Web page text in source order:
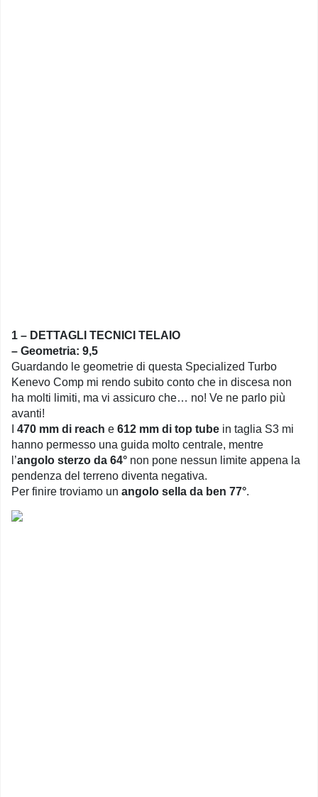
1 – DETTAGLI TECNICI TELAIO
– Geometria: 9,5
Guardando le geometrie di questa Specialized Turbo
Kenevo Comp mi rendo subito conto che in discesa non
ha molti limiti, ma vi assicuro che… no! Ve ne parlo più
avanti!
470 mm di reach e 612 mm di top tube in taglia S3 mi
hanno permesso una guida molto centrale, mentre
l’angolo sterzo da 64° non pone nessun limite appena la
pendenza del terreno diventa negativa.
Per finire troviamo un angolo sella da ben 77°.